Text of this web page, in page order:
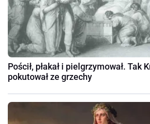
Pościł, płakał i pielgrzymował. Tak
pokutował ze grzechy